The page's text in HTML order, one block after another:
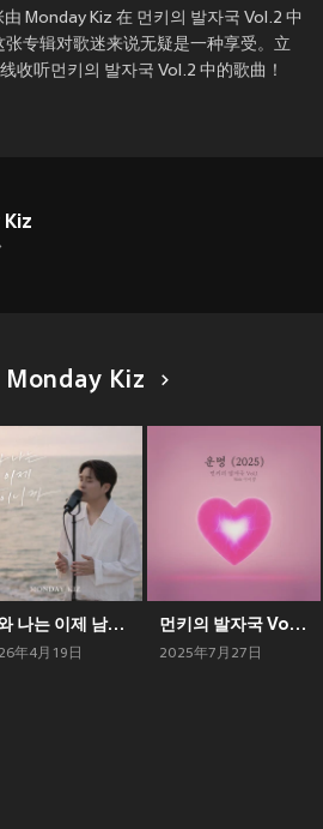
Monday Kiz 在 먼키의 발자국 Vol.2 中
专辑对歌迷来说无疑是一种享受。立
收听먼키의 발자국 Vol.2 中的歌曲！
Monday Kiz
너와 나는 이제 남이니까
年4月19日
먼키의 발자국 Vol.1 With 이이경
2025年7月27日